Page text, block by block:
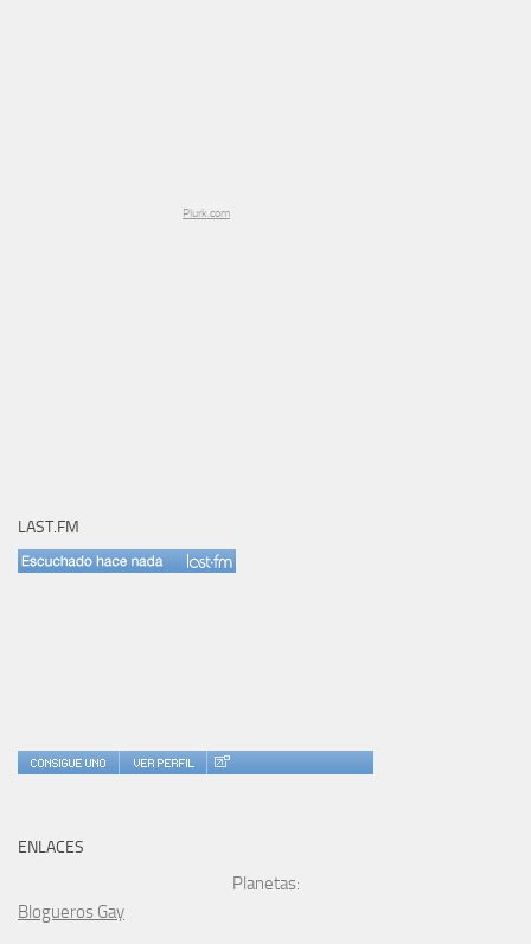
Plurk.com
LAST.FM
ENLACES
Planetas:
Blogueros Gay